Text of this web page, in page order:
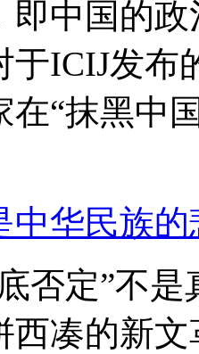
即中国的
于ICIJ发布
“抹黑中
中华民族的
否定”不
西凑的新